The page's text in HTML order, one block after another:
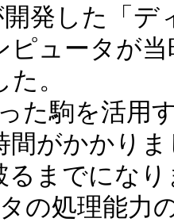
発した「デ
ピュータが
。
た駒を活用
間がかかり
るまでにな
の処理能力